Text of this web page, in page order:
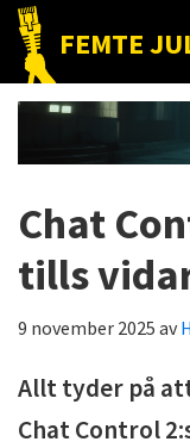
Hoppa
huvudnavigering
Hoppa
huvudinnehåll
Hoppa
det
primära
sidofältet
FEMTE
Nätet
till
Chat
tills
9 november 2025 av
Allt tyder på
Chat Control